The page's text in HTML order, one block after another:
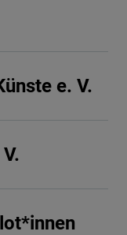
e. V.